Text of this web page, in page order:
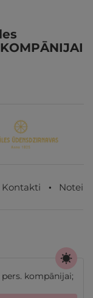
Kontakti
pers. kompānijai;